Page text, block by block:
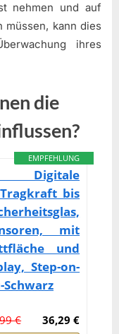
nehmen und auf
müssen, kann dies
ihres
die
EMPFEHLUNG
bis
mit
und
Step-on-
Schwarz
36,29 €
€